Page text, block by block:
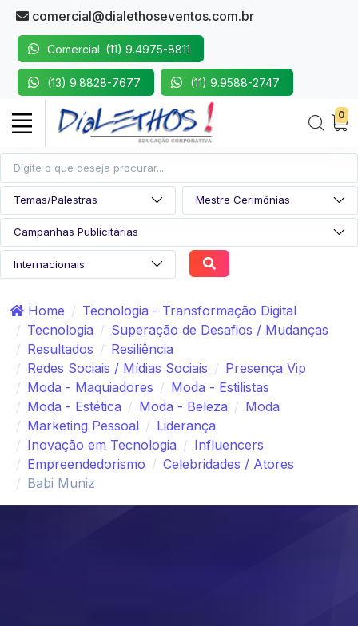
comercial@dialethoseventos.com.br
Comercial: (11) 9.4975-8811
(13) 9.8828-7677 (11) 9.9588-2747
0
Home
Tecnologia - Transformação Digital
Tecnologia
Superação de Desafios / Mudanças
Resultados
Resiliência
Redes Sociais / Mídias Sociais
Presença Vip
Moda - Maquiadores
Moda - Estilistas
Moda - Estética
Moda - Beleza
Moda
Marketing Pessoal
Liderança
Inovação em Tecnologia
Influencers
Empreendedorismo
Celebridades / Atores
Babi Muniz